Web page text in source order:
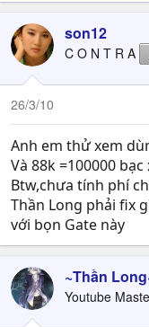
son12
C O N T R A
26/3/10
Anh em thử xem
Và 88k =100000
Btw,chưa tính phí
Thần Long phải fix
với bọn Gate này
~Thần
Youtube